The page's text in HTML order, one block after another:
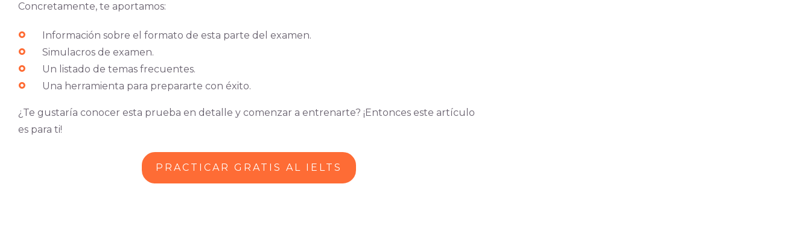
Concretamente, te aportamos:
Información sobre el formato de esta parte del examen.
Simulacros de examen.
Un listado de temas frecuentes.
Una herramienta para prepararte con éxito.
¿Te gustaría conocer esta prueba en detalle y comenzar a entrenarte? ¡Entonces este artículo
es para ti!
PRACTICAR GRATIS AL IELTS